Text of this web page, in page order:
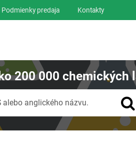
Podmienky predaja Kontakty
200 000 chemických
anglického názvu.